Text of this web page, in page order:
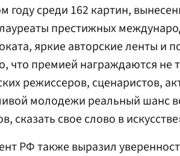
году среди 162 картин,
престижных
яркие авторские ленты и
что премией награждаются не
режиссеров, сценаристов,
молодежи реальный шанс
сказать свое слово в
РФ также выразил